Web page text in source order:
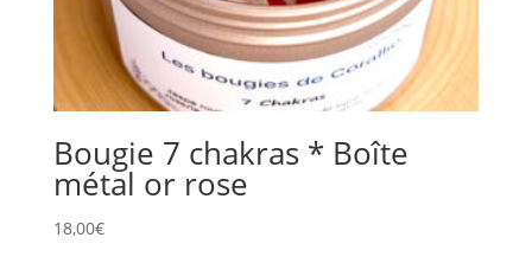
Bougie 7 chakras * Boîte
métal or rose
18,00€